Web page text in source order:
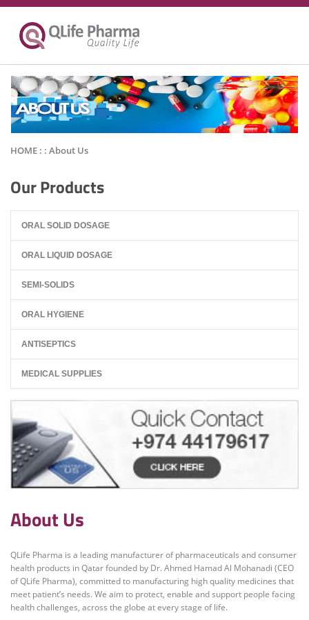
HOME : : About Us
Our Products
ORAL SOLID DOSAGE
ORAL LIQUID DOSAGE
SEMI-SOLIDS
ORAL HYGIENE
ANTISEPTICS
MEDICAL SUPPLIES
About Us
QLife Pharma is a leading manufacturer of pharmaceuticals and consumer
health products in Qatar founded by Dr. Ahmed Hamad Al Mohanadi (CEO
of QLife Pharma), committed to manufacturing high quality medicines that
meet patient’s needs. We aim to protect, enable and support people facing
health challenges, across the globe at every stage of life.